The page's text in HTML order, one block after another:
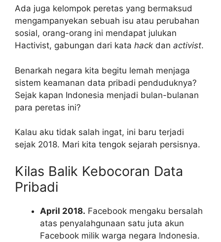
Ada juga kelompok peretas yang bermaksud
mengampanyekan sebuah isu atau perubahan
sosial, orang-orang ini mendapat julukan
Hactivist, gabungan dari kata hack dan activist.
Benarkah negara kita begitu lemah menjaga
sistem keamanan data pribadi penduduknya?
Sejak kapan Indonesia menjadi bulan-bulanan
para peretas ini?
Kalau aku tidak salah ingat, ini baru terjadi
sejak 2018. Mari kita tengok sejarah persisnya.
Kilas Balik Kebocoran Data
Pribadi
April 2018. Facebook mengaku bersalah
atas penyalahgunaan satu juta akun
Facebook milik warga negara Indonesia.